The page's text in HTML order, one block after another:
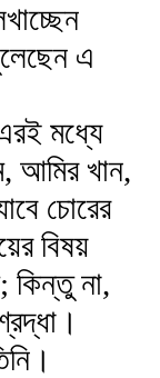
এ
মধ্যে
আমির খান,
চোরের
বিষয়
কিন্তু না,